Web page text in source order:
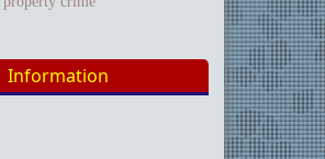
Information